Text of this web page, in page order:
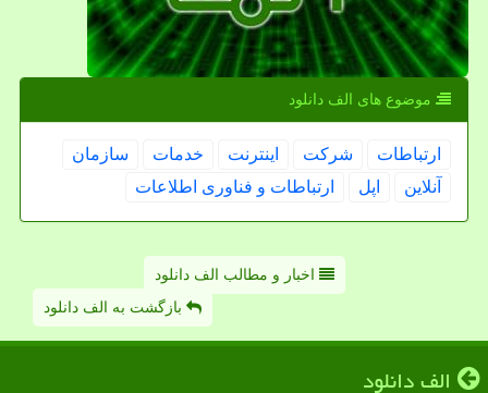
موضوع های الف دانلود
ارتباطات شركت اینترنت خدمات
سازمان
آنلاین
اپل ارتباطات و فناوری اطلاعات
اخبار و مطالب الف دانلود
بازگشت به الف دانلود
الف دانلود